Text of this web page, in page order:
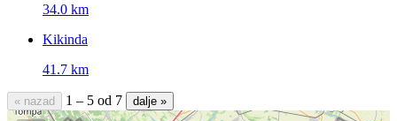
34.0 km
Kikinda
41.7 km
« nazad 1 – 5 od 7 dalje »